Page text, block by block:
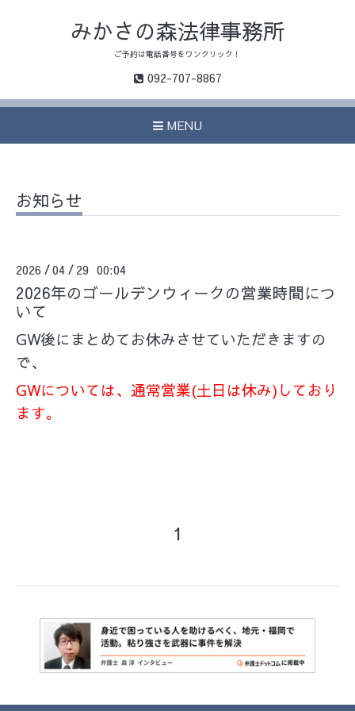
みかさの森法律事務所
ご予約は電話番号をワンクリック！
092-707-8867
MENU
お知らせ
2026 /04 / 29 00:04
2026年のゴールデンウィークの営業時間につ
いて
GW後にまとめてお休みさせていただきますの
で、
GWについては、 通常営業(土日は休み)しており
ます。
1